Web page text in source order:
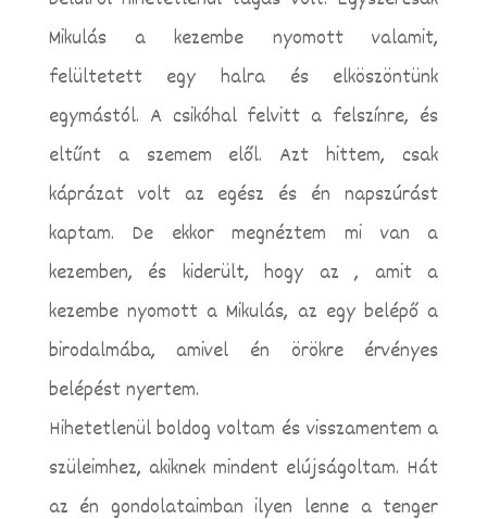
Mikulás a kezembe nyomott valamit,
felültetett egy halra és elköszöntünk
egymástól. A csikóhal felvitt a felszínre, és
eltűnt a szemem elől. Azt hittem, csak
káprázat volt az egész és én napszúrást
kaptam. De ekkor megnéztem mi van a
kezemben, és kiderült, hogy az , amit a
kezembe nyomott a Mikulás, az egy belépő a
birodalmába, amivel én örökre érvényes
belépést nyertem.
Hihetetlenül boldog voltam és visszamentem a
szüleimhez, akiknek mindent elújságoltam. Hát
az én gondolataimban ilyen lenne a tenger